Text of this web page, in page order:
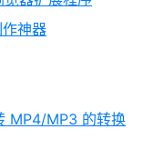
神器
MP4/MP3 的转换